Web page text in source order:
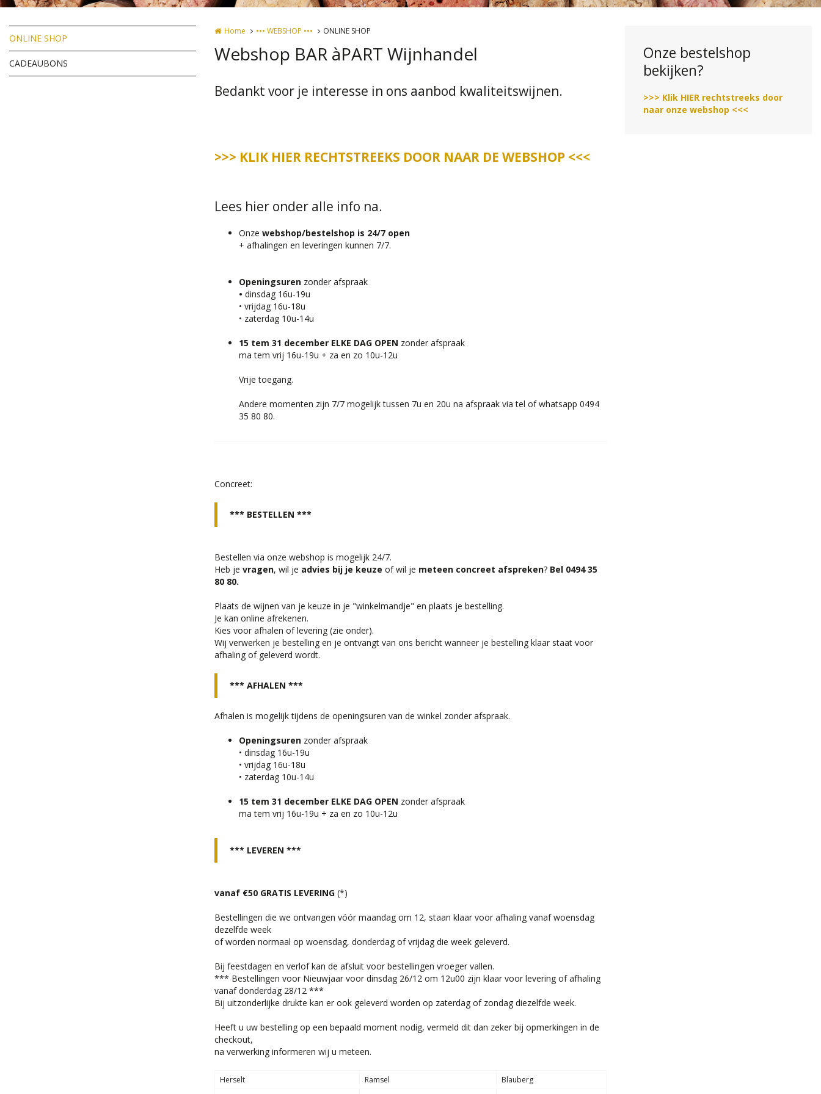
ONLINE SHOP
CADEAUBONS
Home ••• WEBSHOP ••• ONLINE SHOP
Webshop BAR àPART Wijnhandel
Bedankt voor je interesse in ons aanbod kwaliteitswijnen.
>>> KLIK HIER RECHTSTREEKS DOOR NAAR DE WEBSHOP <<<
Lees hier onder alle info na.
Onze webshop/bestelshop is 24/7 open
+ afhalingen en leveringen kunnen 7/7.
Openingsuren zonder afspraak
• dinsdag 16u-19u
• vrijdag 16u-18u
• zaterdag 10u-14u
15 tem 31 december ELKE DAG OPEN zonder afspraak
ma tem vrij 16u-19u + za en zo 10u-12u
Vrije toegang.
Andere momenten zijn 7/7 mogelijk tussen 7u en 20u na afspraak via tel of whatsapp 0494
35 80 80.
Concreet:
*** BESTELLEN ***
Bestellen via onze webshop is mogelijk 24/7.
Heb je vragen, wil je advies bij je keuze of wil je meteen concreet afspreken? Bel 0494 35
80 80.
Plaats de wijnen van je keuze in je "winkelmandje" en plaats je bestelling.
Je kan online afrekenen.
Kies voor afhalen of levering (zie onder).
Wij verwerken je bestelling en je ontvangt van ons bericht wanneer je bestelling klaar staat voor
afhaling of geleverd wordt.
*** AFHALEN ***
Afhalen is mogelijk tijdens de openingsuren van de winkel zonder afspraak.
Openingsuren zonder afspraak
• dinsdag 16u-19u
• vrijdag 16u-18u
• zaterdag 10u-14u
15 tem 31 december ELKE DAG OPEN zonder afspraak
ma tem vrij 16u-19u + za en zo 10u-12u
*** LEVEREN ***
vanaf €50 GRATIS LEVERING (*)
Bestellingen die we ontvangen vóór maandag om 12, staan klaar voor afhaling vanaf woensdag
dezelfde week
of worden normaal op woensdag, donderdag of vrijdag die week geleverd.
Bij feestdagen en verlof kan de afsluit voor bestellingen vroeger vallen.
*** Bestellingen voor Nieuwjaar voor dinsdag 26/12 om 12u00 zijn klaar voor levering of afhaling
vanaf donderdag 28/12 ***
Bij uitzonderlijke drukte kan er ook geleverd worden op zaterdag of zondag diezelfde week.
Heeft u uw bestelling op een bepaald moment nodig, vermeld dit dan zeker bij opmerkingen in de
checkout,
na verwerking informeren wij u meteen.
Herselt Ramsel
Blauberg
Onze bestelshop
bekijken?
>>> Klik HIER rechtstreeks door
naar onze webshop <<<